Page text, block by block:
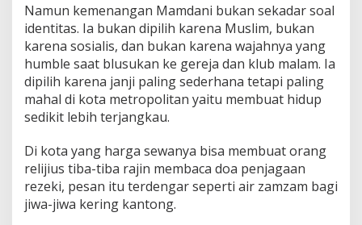
Namun kemenangan Mamdani bukan sekadar soal
identitas. Ia bukan dipilih karena Muslim, bukan
karena sosialis, dan bukan karena wajahnya yang
humble saat blusukan ke gereja dan klub malam. Ia
dipilih karena janji paling sederhana tetapi paling
mahal di kota metropolitan yaitu membuat hidup
sedikit lebih terjangkau.
Di kota yang harga sewanya bisa membuat orang
relijius tiba-tiba rajin membaca doa penjagaan
rezeki, pesan itu terdengar seperti air zamzam bagi
jiwa-jiwa kering kantong.